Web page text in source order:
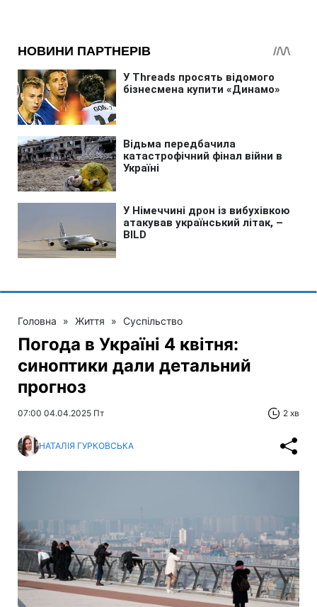
Головна » Життя » Суспільство
Погода в Україні 4 квітня:
синоптики дали детальний
прогноз
07:00 04.04.2025 Пт 2 хв
НАТАЛІЯ ГУРКОВСЬКА